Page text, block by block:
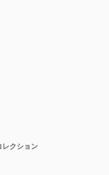
クション